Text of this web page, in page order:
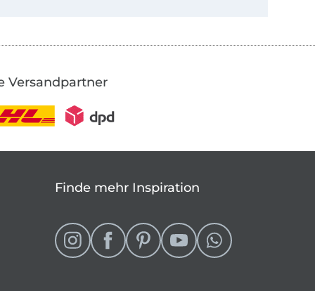
Versandpartner
Finde mehr Inspiration